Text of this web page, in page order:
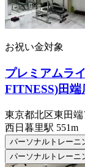
お祝い金対象
プレミアムラ
FITNESS)田端
東京都北区東田
西日暮里駅 551m
パーソナルトレーニ
パーソナルトレーニ